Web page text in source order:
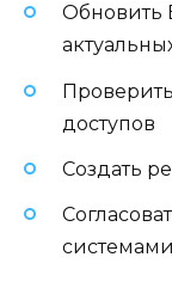
Обновить
доступов
Создать
системами